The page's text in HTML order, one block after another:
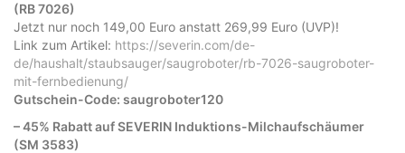
(RB 7026)
Jetzt nur noch 149,00 Euro anstatt 269,99 Euro (UVP)!
Link zum Artikel: https://severin.com/de-
de/haushalt/staubsauger/saugroboter/rb-7026-saugroboter-
mit-fernbedienung/
Gutschein-Code: saugroboter120
– 45% Rabatt auf SEVERIN Induktions-Milchaufschäumer
(SM 3583)